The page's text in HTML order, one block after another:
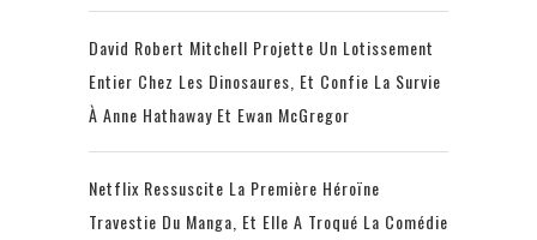
David Robert Mitchell Projette Un Lotissement
Entier Chez Les Dinosaures, Et Confie La Survie
À Anne Hathaway Et Ewan McGregor
Netflix Ressuscite La Première Héroïne
Travestie Du Manga, Et Elle A Troqué La Comédie